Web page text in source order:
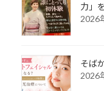
力」
2026
そば
2026